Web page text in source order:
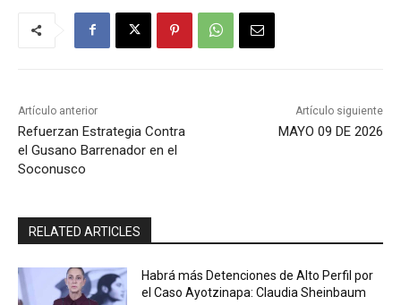
Artículo anterior
Refuerzan Estrategia Contra
el Gusano Barrenador en el
Soconusco
Artículo siguiente
MAYO 09 DE 2026
RELATED ARTICLES
Habrá más Detenciones de Alto Perfil por
el Caso Ayotzinapa: Claudia Sheinbaum